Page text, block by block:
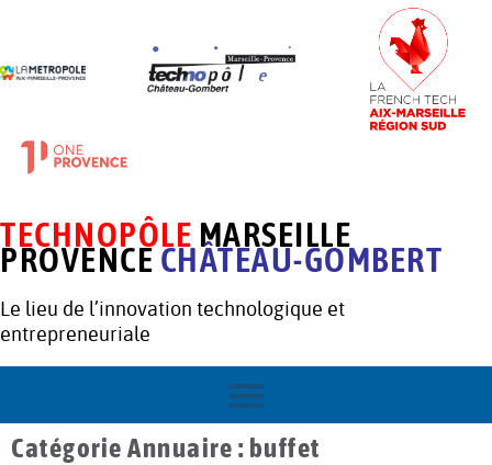
TECHNOPÔLE MARSEILLE
PROVENCECHÂTEAU-GOMBERT
Le lieu de l’innovation technologique et
entrepreneuriale
Catégorie Annuaire : buffet